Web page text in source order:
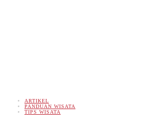
ARTIKEL
PANDUAN WISATA
TIPS WISATA